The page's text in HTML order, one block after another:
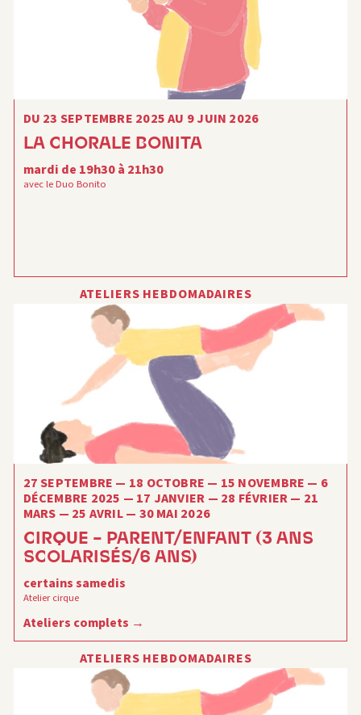
DU 23 SEPTEMBRE 2025 AU 9 JUIN 2026
LA CHORALE BONITA
mardi de 19h30 à 21h30
avec le Duo Bonito
ATELIERS HEBDOMADAIRES
27 SEPTEMBRE — 18 OCTOBRE — 15 NOVEMBRE — 6
DÉCEMBRE 2025 — 17 JANVIER — 28 FÉVRIER — 21
MARS — 25 AVRIL — 30 MAI 2026
CIRQUE – PARENT/ENFANT (3 ANS
SCOLARISÉS/6 ANS)
certains samedis
Atelier cirque
Ateliers complets
ATELIERS HEBDOMADAIRES